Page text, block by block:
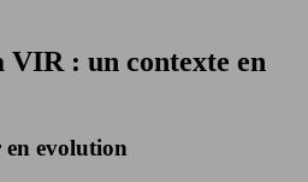
VIR : un contexte en
evolution